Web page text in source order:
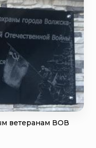
ветеранам ВОВ